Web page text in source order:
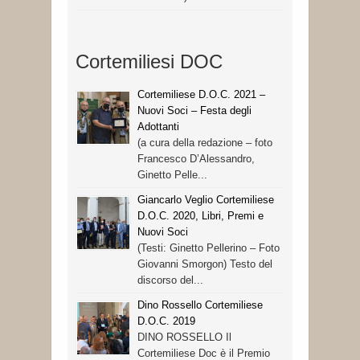
Cortemiliesi DOC
Cortemiliese D.O.C. 2021 –
Nuovi Soci – Festa degli
Adottanti
(a cura della redazione – foto
Francesco D’Alessandro,
Ginetto Pelle...
Giancarlo Veglio Cortemiliese
D.O.C. 2020, Libri, Premi e
Nuovi Soci
(Testi: Ginetto Pellerino – Foto
Giovanni Smorgon) Testo del
discorso del...
Dino Rossello Cortemiliese
D.O.C. 2019
DINO ROSSELLO Il
Cortemiliese Doc è il Premio